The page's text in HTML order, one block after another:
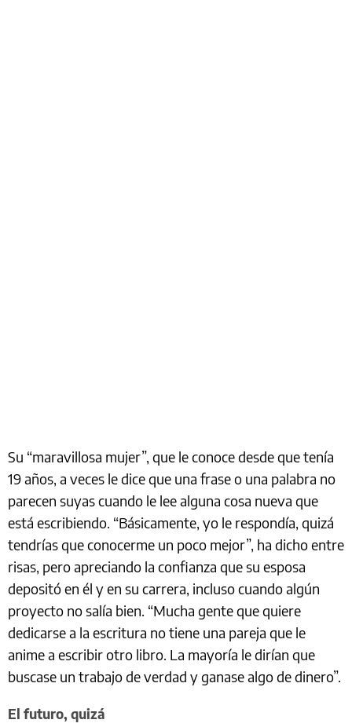
Su “maravillosa mujer”, que le conoce desde que tenía
19 años, a veces le dice que una frase o una palabra no
parecen suyas cuando le lee alguna cosa nueva que
está escribiendo. “Básicamente, yo le respondía, quizá
tendrías que conocerme un poco mejor”, ha dicho entre
risas, pero apreciando la confianza que su esposa
depositó en él y en su carrera, incluso cuando algún
proyecto no salía bien. “Mucha gente que quiere
dedicarse a la escritura no tiene una pareja que le
anime a escribir otro libro. La mayoría le dirían que
buscase un trabajo de verdad y ganase algo de dinero”.
El futuro, quizá